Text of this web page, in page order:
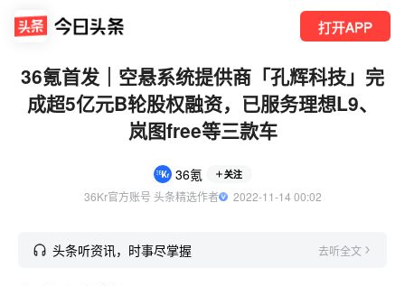
打开APP
36氪首发｜空悬系统提供商「孔辉科技」完
成超5亿元B轮股权融资，已服务理想L9、
岚图free等三款车
36氪 关注
36Kr官方账号 头条精选作者
  2022-11-14 00:02
头条听资讯，时事尽掌握 去听全文